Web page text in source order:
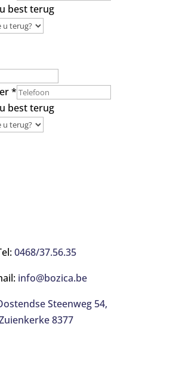
best terug
*
best terug
0468/37.56.35
info@bozica.be
Steenweg 54,
8377